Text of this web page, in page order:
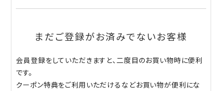
まだご登録がお済みでないお客様
会員登録をしていただきますと、二度目のお買い物時に便利
です。
クーポン特典をご利用いただけるなどお買い物が便利にな